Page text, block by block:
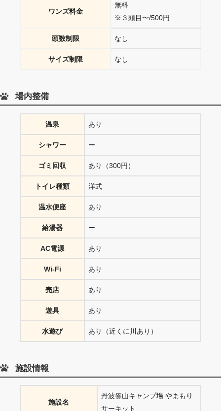
ワンズ料金
無料
※３頭目〜/500円
頭数制限 なし
サイズ制限 なし
場内整備
温泉 あり
シャワー ー
ゴミ回収 あり（300円）
トイレ種類 洋式
温水便座 あり
給湯器 ー
AC電源 あり
Wi-Fi あり
売店 あり
遊具 あり
水遊び あり（近くに川あり）
施設情報
施設名
丹波篠山キャンプ場 やまもり
サーキット